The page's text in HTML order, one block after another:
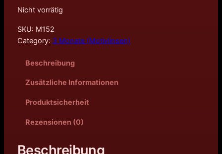
Nicht vorrätig
SKU: M152
Category: 3 Monate (Motivlinsen)
Beschreibung
Zusätzliche Informationen
Produktsicherheit
Rezensionen (0)
Beschreibung